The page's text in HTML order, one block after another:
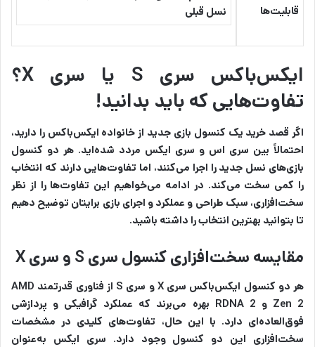
قابلیت‌ها
نسل قبلی
ایکس‌باکس سری S یا سری X؟
تفاوت‌هایی که باید بدانید!
اگر قصد خرید یک کنسول بازی جدید از خانواده ایکس‌باکس را دارید،
احتمالاً بین سری اس و سری ایکس مردد شده‌اید. هر دو کنسول
بازی‌های نسل جدید را اجرا می‌کنند، اما تفاوت‌هایی دارند که انتخاب
را کمی سخت می‌کند. در ادامه می‌خواهیم این تفاوت‌ها را از نظر
سخت‌افزاری، سبک طراحی و عملکرد و اجرای بازی برایتان توضیح دهیم
تا بتوانید بهترین انتخاب را داشته باشید.
مقایسه سخت‌افزاری کنسول سری S و سری X
هر دو کنسول ایکس‌باکس سری X و سری S از فناوری قدرتمند AMD
Zen 2 و RDNA 2 بهره می‌برند که عملکرد گرافیکی و پردازشی
فوق‌العاده‌ای دارد. با این‌ حال، تفاوت‌های کلیدی در مشخصات
سخت‌افزاری این دو کنسول وجود دارد. سری ایکس به‌عنوان